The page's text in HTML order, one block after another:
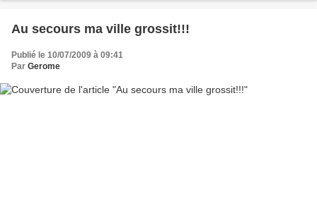
Au secours ma ville grossit!!!
Publié le 10/07/2009 à 09:41
Par Gerome